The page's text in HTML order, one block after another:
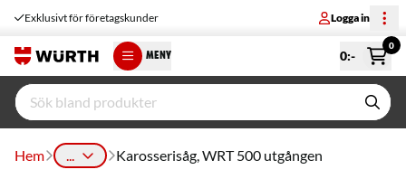
Exklusivt för företagskunder Logga in
MENY 0:-
0
Hem ... Karosserisåg, WRT 500 utgången